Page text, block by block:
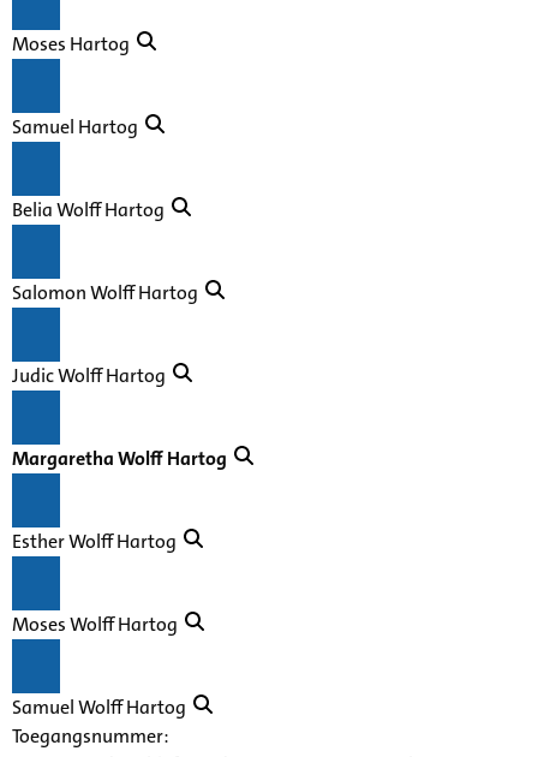
Moses Hartog
Samuel Hartog
Belia Wolff Hartog
Salomon Wolff Hartog
Judic Wolff Hartog
Margaretha Wolff Hartog
Esther Wolff Hartog
Moses Wolff Hartog
Samuel Wolff Hartog
Toegangsnummer: